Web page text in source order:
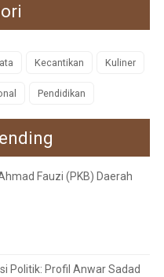
Kecantikan Kuliner
Pendidikan
Fauzi (PKB) Daerah
Politik: Profil Anwar Sadad